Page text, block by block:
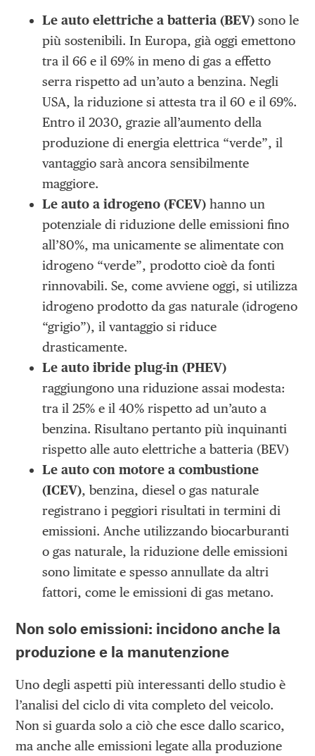
Le auto elettriche a batteria (BEV) sono le
più sostenibili. In Europa, già oggi emettono
tra il 66 e il 69% in meno di gas a effetto
serra rispetto ad un’auto a benzina. Negli
USA, la riduzione si attesta tra il 60 e il 69%.
Entro il 2030, grazie all’aumento della
produzione di energia elettrica “verde”, il
vantaggio sarà ancora sensibilmente
maggiore.
Le auto a idrogeno (FCEV) hanno un
potenziale di riduzione delle emissioni fino
all’80%, ma unicamente se alimentate con
idrogeno “verde”, prodotto cioè da fonti
rinnovabili. Se, come avviene oggi, si utilizza
idrogeno prodotto da gas naturale (idrogeno
“grigio”), il vantaggio si riduce
drasticamente.
Le auto ibride plug-in (PHEV)
raggiungono una riduzione assai modesta:
tra il 25% e il 40% rispetto ad un’auto a
benzina. Risultano pertanto più inquinanti
rispetto alle auto elettriche a batteria (BEV)
Le auto con motore a combustione
(ICEV), benzina, diesel o gas naturale
registrano i peggiori risultati in termini di
emissioni. Anche utilizzando biocarburanti
o gas naturale, la riduzione delle emissioni
sono limitate e spesso annullate da altri
fattori, come le emissioni di gas metano.
Non solo emissioni: incidono anche la
produzione e la manutenzione
Uno degli aspetti più interessanti dello studio è
l’analisi del ciclo di vita completo del veicolo.
Non si guarda solo a ciò che esce dallo scarico,
ma anche alle emissioni legate alla produzione